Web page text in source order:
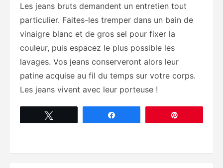
Les jeans bruts demandent un entretien tout
particulier. Faites-les tremper dans un bain de
vinaigre blanc et de gros sel pour fixer la
couleur, puis espacez le plus possible les
lavages. Vos jeans conserveront alors leur
patine acquise au fil du temps sur votre corps.
Les jeans vivent avec leur porteuse !